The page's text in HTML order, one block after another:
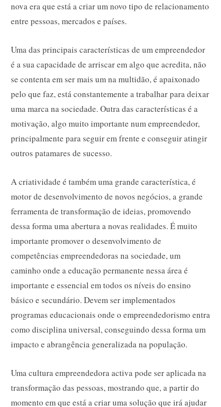
nova era que está a criar um novo tipo de relacionamento
entre pessoas, mercados e países.
Uma das principais características de um empreendedor
é a sua capacidade de arriscar em algo que acredita, não
se contenta em ser mais um na multidão, é apaixonado
pelo que faz, está constantemente a trabalhar para deixar
uma marca na sociedade. Outra das características é a
motivação, algo muito importante num empreendedor,
principalmente para seguir em frente e conseguir atingir
outros patamares de sucesso.
A criatividade é também uma grande característica, é
motor de desenvolvimento de novos negócios, a grande
ferramenta de transformação de ideias, promovendo
dessa forma uma abertura a novas realidades. É muito
importante promover o desenvolvimento de
competências empreendedoras na sociedade, um
caminho onde a educação permanente nessa área é
importante e essencial em todos os níveis do ensino
básico e secundário. Devem ser implementados
programas educacionais onde o empreendedorismo entra
como disciplina universal, conseguindo dessa forma um
impacto e abrangência generalizada na população.
Uma cultura empreendedora activa pode ser aplicada na
transformação das pessoas, mostrando que, a partir do
momento em que está a criar uma solução que irá ajudar